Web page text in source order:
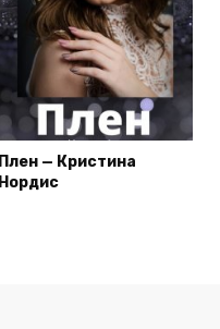
Плен — Кристина
Нордис